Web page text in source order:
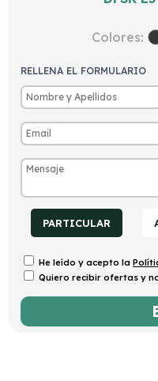
Colores:
RELLENA EL FORMULARIO
PARTICULAR
He leído y acepto la
Quiero recibir ofertas y